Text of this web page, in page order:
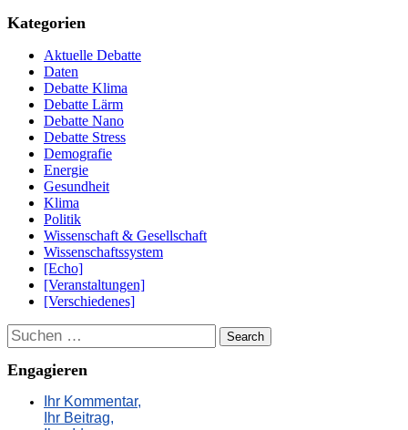
Kategorien
Aktuelle Debatte
Daten
Debatte Klima
Debatte Lärm
Debatte Nano
Debatte Stress
Demografie
Energie
Gesundheit
Klima
Politik
Wissenschaft & Gesellschaft
Wissenschaftssystem
[Echo]
[Veranstaltungen]
[Verschiedenes]
Suchen
Engagieren
Ihr Kommentar,
Ihr Beitrag,